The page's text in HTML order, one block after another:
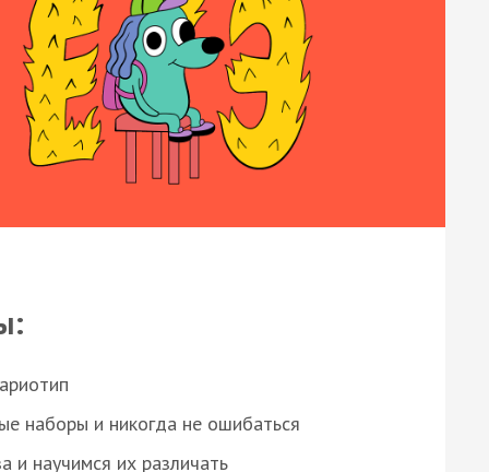
наборы и никогда не ошибаться
и научимся их различать